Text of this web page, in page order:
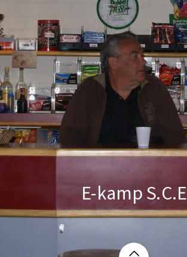
E-kamp S.C.E